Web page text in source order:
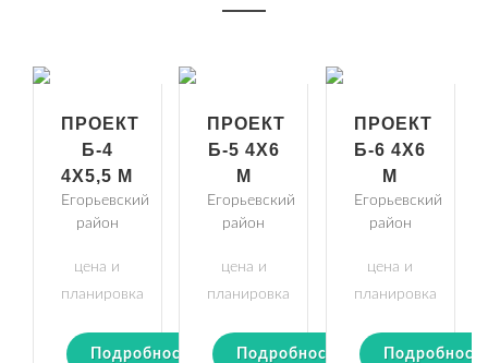
ПРОЕКТ
Б-4
4Х5,5 М
Егорьевский
район
цена и
планировка
Подробности
ПРОЕКТ
Б-5 4Х6
М
Егорьевский
район
цена и
планировка
Подробности
ПРОЕКТ
Б-6 4Х6
М
Егорьевский
район
цена и
планировка